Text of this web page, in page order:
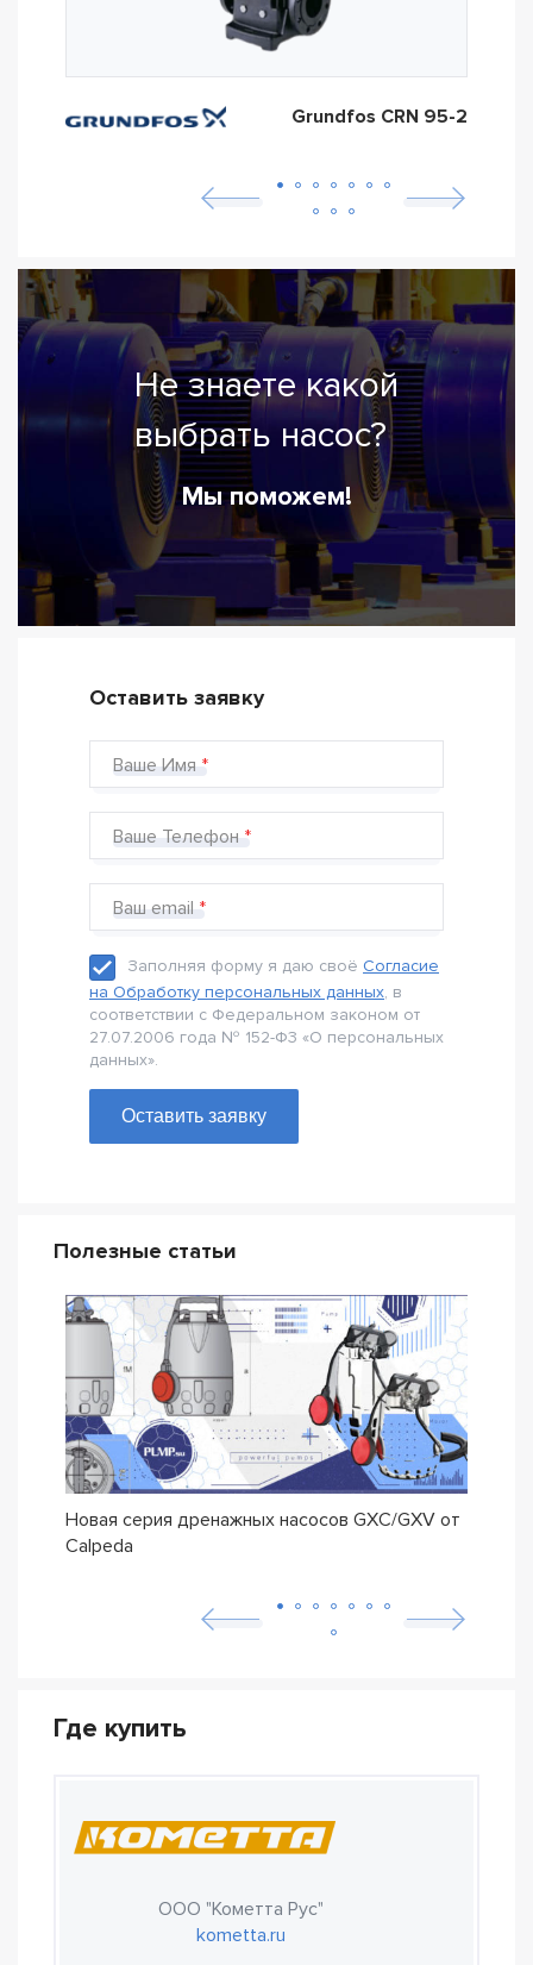
Grundfos CRN 95-2
Не знаете какой
выбрать насос?
Мы поможем!
Оставить заявку
Ваше Имя
Ваше Телефон
Ваш email
Заполняя форму я даю своё Согласие
на Обработку персональных данных, в
соответствии с Федеральном законом от
27.07.2006 года № 152-Ф3 «О персональных
данных».
Оставить заявку
Полезные статьи
Новая серия дренажных насосов GXC/GXV от
Calpeda
Где купить
ООО "Кометта Рус"
kometta.ru